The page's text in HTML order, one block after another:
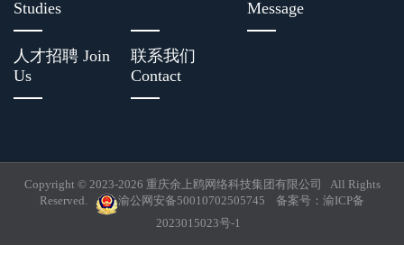
Studies
Message
人才招聘 Join
Us
联系我们
Contact
Copyright © 2023-2026 重庆余上鸥网络科技集团有限公司 All Rights
Reserved.
渝公网安备50010702505745 备案号： 渝ICP备
2023015023号-1